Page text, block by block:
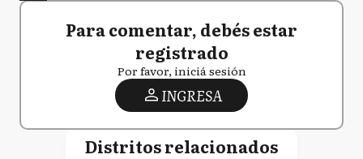
Para comentar, debés estar
registrado
Por favor, iniciá sesión
INGRESA
Distritos relacionados